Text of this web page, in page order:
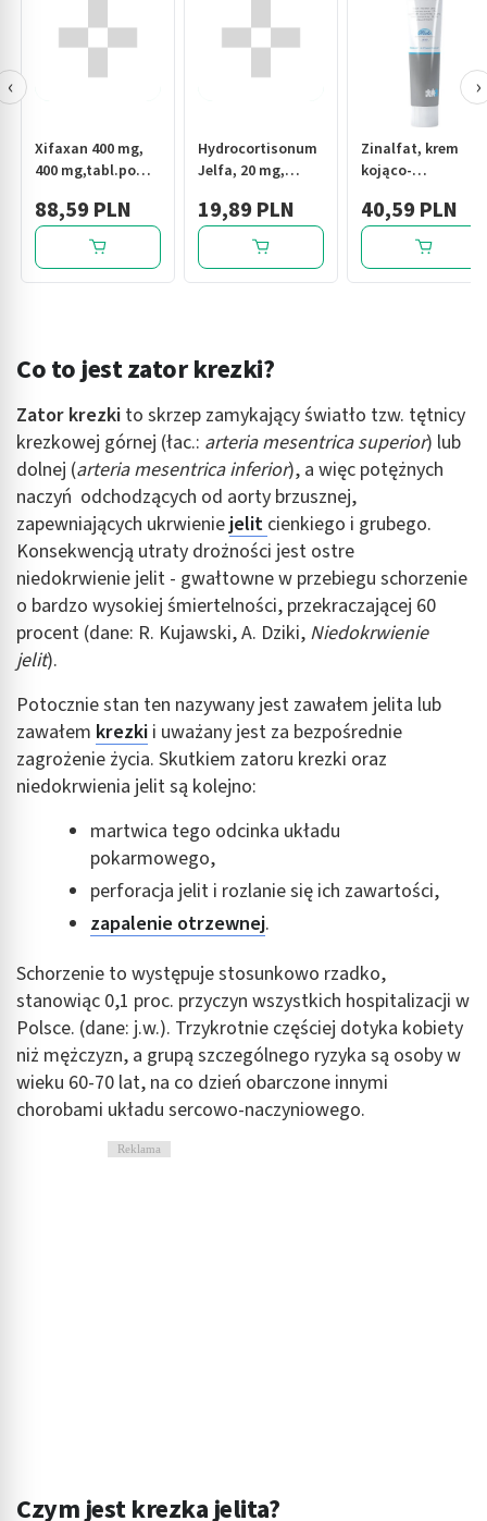
Xifaxan 400 mg,
400 mg,tabl.powl,
14 szt
88,59 PLN
Hydrocortisonum
Jelfa, 20 mg,
19,89 PLN
Zinalfat, krem
kojąco-
ml
40,59 PLN
‹ ›
Co to jest zator krezki?
Zator krezki to skrzep zamykający światło tzw. tętnicy
krezkowej górnej (łac.: arteria mesentrica superior) lub
dolnej (arteria mesentrica inferior), a więc potężnych
naczyń odchodzących od aorty brzusznej,
zapewniających ukrwieniejelit cienkiego i grubego.
Konsekwencją utraty drożności jest ostre
niedokrwienie jelit - gwałtowne w przebiegu schorzenie
o bardzo wysokiej śmiertelności, przekraczającej 60
procent (dane: R. Kujawski, A. Dziki, Niedokrwienie
jelit).
Potocznie stan ten nazywany jest zawałem jelita lub
zawałem krezki i uważany jest za bezpośrednie
zagrożenie życia. Skutkiem zatoru krezki oraz
niedokrwienia jelit są kolejno:
martwica tego odcinka układu
pokarmowego,
perforacja jelit i rozlanie się ich zawartości,
zapalenie otrzewnej.
Schorzenie to występuje stosunkowo rzadko,
stanowiąc 0,1 proc. przyczyn wszystkich hospitalizacji w
Polsce. (dane: j.w.). Trzykrotnie częściej dotyka kobiety
niż mężczyzn, a grupą szczególnego ryzyka są osoby w
wieku 60-70 lat, na co dzień obarczone innymi
chorobami układu sercowo-naczyniowego.
Reklama
Czym jest krezka jelita?